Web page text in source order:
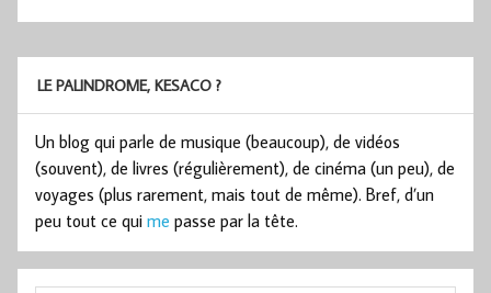
LE PALINDROME, KESACO ?
Un blog qui parle de musique (beaucoup), de vidéos
(souvent), de livres (régulièrement), de cinéma (un peu), de
voyages (plus rarement, mais tout de même). Bref, d’un
peu tout ce qui me passe par la tête.